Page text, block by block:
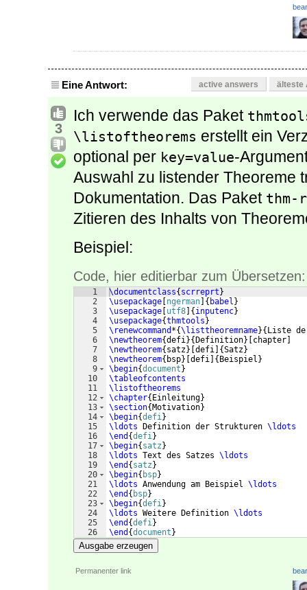
Eine Antwort: active answers älteste
3
Ich verwende das Paket
\listoftheorems erstellt ein
optional per key=value-
Auswahl zu listender Theoreme
Dokumentation. Das Paket thm-
Zitieren des Inhalts von
Beispiel:
Code, hier editierbar zum Übersetzen:
1
2
3
4
5
6
7
8
9
10
11
12
13
14
15
16
17
18
19
20
21
22
23
24
25
26
\documentclass{ scrreprt }
\usepackage ngerman { babel }
\usepackage utf8 { inputenc}
\usepackage{thmtools }
\renewcommand *{\listtheoremname}{ Liste
\newtheorem{defi}{ Definition} chapter
\newtheorem{ satz} defi {Satz}
\newtheorem{ bsp} defi { Beispiel }
\begin{document }
\tableofcontents
\listoftheorems
\chapter{ Einleitung}
\section{ Motivation}
\begin{defi}
\ldots Definition der Strukturen \ldots
\end {defi}
\begin{ satz }
\ldots Text des Satzes \ldots
\end { satz }
\begin{ bsp}
\ldots Anwendung am Beispiel \ldots
\end { bsp}
\begin{defi}
\ldots Weitere Definition \ldots
\end {defi}
\end {document }
Ausgabe erzeugen
Permanenter link